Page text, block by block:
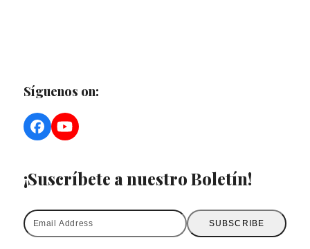
Síguenos on:
Facebook
YouTube
¡Suscríbete a nuestro Boletín!
Email
Address
SUBSCRIBE